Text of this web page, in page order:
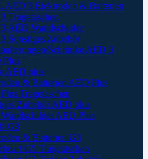
AED 3 Elektroden & Batterien
Tragetaschen
AED Wandschilder
Sonstiges Zubehör
Schränke AED 3
Plus
AED plus
& Batterien AED Plus
Tragetaschen
Zubehör AED plus
AED Plus
G3
& Batterien G3
G5 Tragetaschen